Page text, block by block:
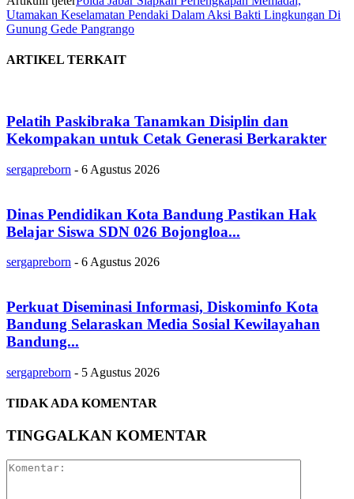
Utamakan Keselamatan Pendaki Dalam Aksi Bakti Lingkungan Di
Gunung Gede Pangrango
ARTIKEL TERKAIT
Pelatih Paskibraka Tanamkan Disiplin dan
Kekompakan untuk Cetak Generasi Berkarakter
sergapreborn - 6 Agustus 2026
Dinas Pendidikan Kota Bandung Pastikan Hak
Belajar Siswa SDN 026 Bojongloa...
sergapreborn - 6 Agustus 2026
Perkuat Diseminasi Informasi, Diskominfo Kota
Bandung Selaraskan Media Sosial Kewilayahan
Bandung...
sergapreborn - 5 Agustus 2026
TIDAK ADA KOMENTAR
TINGGALKAN KOMENTAR